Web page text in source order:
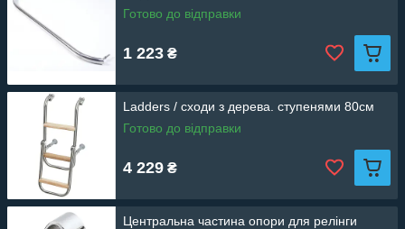
Готово до відправки
1 223 ₴
Ladders / сходи з дерева. ступенями 80см
Готово до відправки
4 229 ₴
Центральна частина опори для релінги